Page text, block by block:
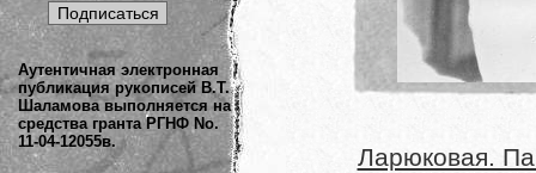
Аутентичная электронная
публикация рукописей В.Т.
Шаламова выполняется на
средства гранта РГНФ No.
11-04-12055в.
Ларюковая.